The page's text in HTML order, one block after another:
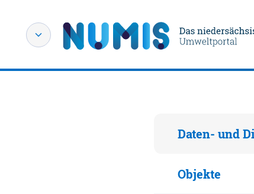
Daten- und
Objekte